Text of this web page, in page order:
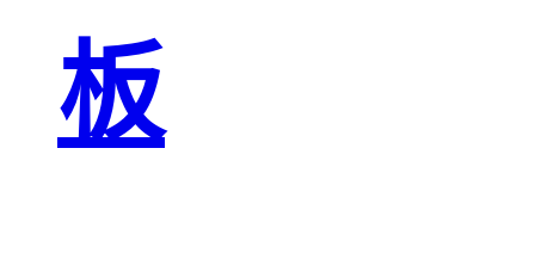
板